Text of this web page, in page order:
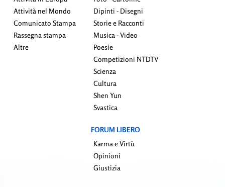
Attività nel Mondo
Comunicato Stampa
Rassegna stampa
Altre
Dipinti - Disegni
Storie e Racconti
Musica - Video
Poesie
Competizioni NTDTV
Scienza
Cultura
Shen Yun
Svastica
FORUM LIBERO
Karma e Virtù
Opinioni
Giustizia